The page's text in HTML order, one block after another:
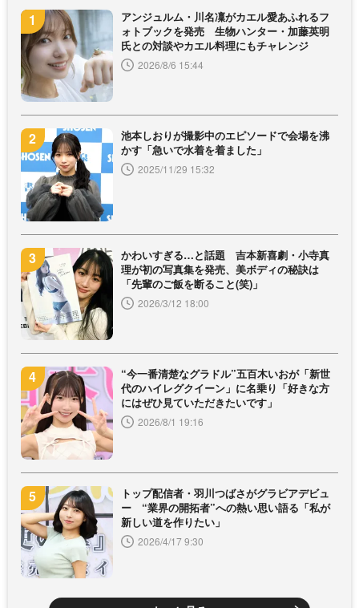
アンジュルム・川名凜がカエル愛あふれるフ
ォトブックを発売 生物ハンター・加藤英明
氏との対談やカエル料理にもチャレンジ
2026/8/6 15:44
池本しおりが撮影中のエピソードで会場を沸
かす「急いで水着を着ました」
2025/11/29 15:32
かわいすぎる…と話題 吉本新喜劇・小寺真
理が初の写真集を発売、美ボディの秘訣は
「先輩のご飯を断ること(笑)」
2026/3/12 18:00
“今一番清楚なグラドル”五百木いおが「新世
代のハイレグクイーン」に名乗り「好きな方
にはぜひ見ていただきたいです」
2026/8/1 19:16
トップ配信者・羽川つばさがグラビアデビュ
ー “業界の開拓者”への熱い思い語る「私が
新しい道を作りたい」
2026/4/17 9:30